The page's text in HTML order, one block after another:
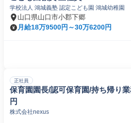
学校法人 鴻城義塾 認定こども園 鴻城幼稚園
山口県山口市小郡下郷
月給18万9500円～30万6200円
正社員
保育園園長/認可保育園/持ち帰り
円
株式会社nexus